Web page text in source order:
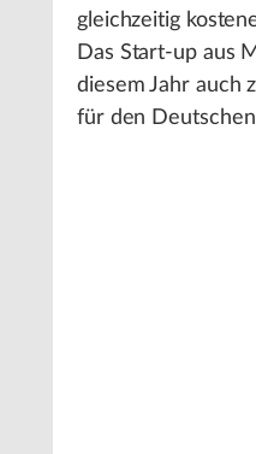
gleichzeitig
Das Start-up aus
diesem Jahr auch
für den